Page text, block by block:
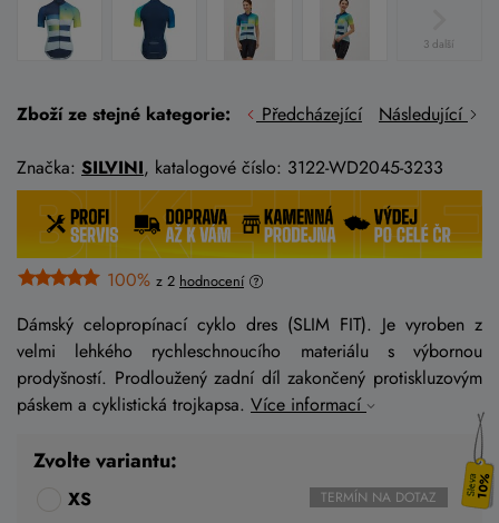
3 další
Zboží ze stejné kategorie: Předcházející Následující
Značka: SILVINI, katalogové číslo: 3122-WD2045-3233
100% z 2 hodnocení
Dámský celopropínací cyklo dres (SLIM FIT). Je vyroben z
velmi lehkého rychleschnoucího materiálu s výbornou
prodyšností. Prodloužený zadní díl zakončený protiskluzovým
páskem a cyklistická trojkapsa. Více informací
10%
Zvolte variantu:
XS TERMÍN NA DOTAZ